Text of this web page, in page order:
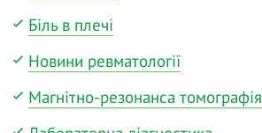
Біль в плечі
Новини ревматології
Магнітно-резонанса томографія